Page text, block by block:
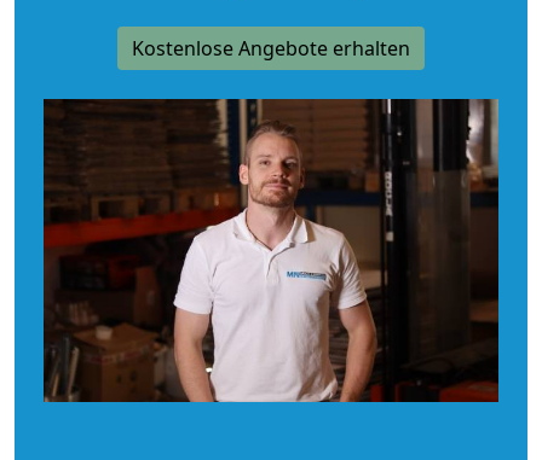
Kostenlose Angebote erhalten